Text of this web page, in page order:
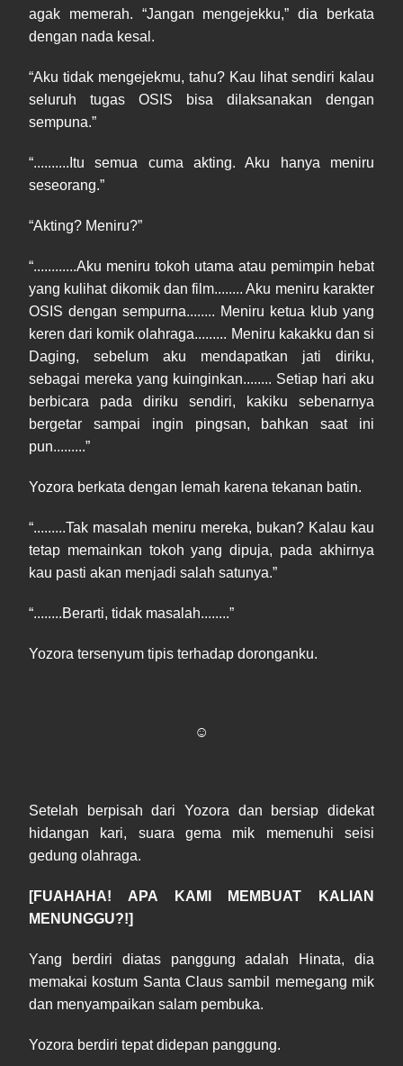
agak memerah. “Jangan mengejekku,” dia berkata
dengan nada kesal.
“Aku tidak mengejekmu, tahu? Kau lihat sendiri kalau
seluruh tugas OSIS bisa dilaksanakan dengan
sempuna.”
“..........Itu semua cuma akting. Aku hanya meniru
seseorang.”
“Akting? Meniru?”
“............Aku meniru tokoh utama atau pemimpin hebat
yang kulihat dikomik dan film........ Aku meniru karakter
OSIS dengan sempurna........ Meniru ketua klub yang
keren dari komik olahraga......... Meniru kakakku dan si
Daging, sebelum aku mendapatkan jati diriku,
sebagai mereka yang kuinginkan........ Setiap hari aku
berbicara pada diriku sendiri, kakiku sebenarnya
bergetar sampai ingin pingsan, bahkan saat ini
pun.........”
Yozora berkata dengan lemah karena tekanan batin.
“.........Tak masalah meniru mereka, bukan? Kalau kau
tetap memainkan tokoh yang dipuja, pada akhirnya
kau pasti akan menjadi salah satunya.”
“........Berarti, tidak masalah........”
Yozora tersenyum tipis terhadap doronganku.
☺
Setelah berpisah dari Yozora dan bersiap didekat
hidangan kari, suara gema mik memenuhi seisi
gedung olahraga.
[FUAHAHA! APA KAMI MEMBUAT KALIAN
MENUNGGU?!]
Yang berdiri diatas panggung adalah Hinata, dia
memakai kostum Santa Claus sambil memegang mik
dan menyampaikan salam pembuka.
Yozora berdiri tepat didepan panggung.